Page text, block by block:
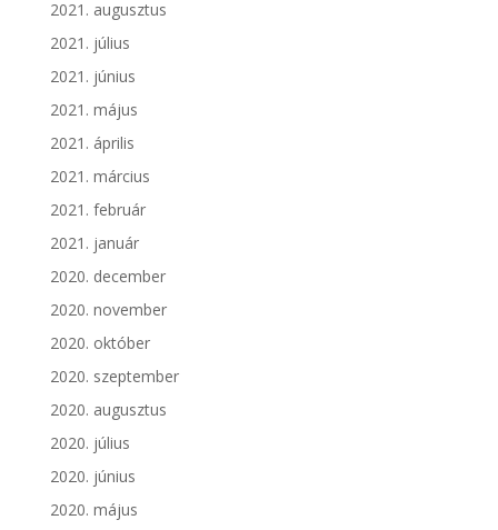
2021. augusztus
2021. július
2021. június
2021. május
2021. április
2021. március
2021. február
2021. január
2020. december
2020. november
2020. október
2020. szeptember
2020. augusztus
2020. július
2020. június
2020. május